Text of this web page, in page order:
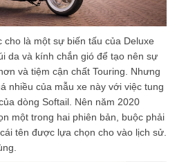
là một sự biến tấu của Deluxe
da và kính chắn gió để tạo nên sự
và tiệm cận chất Touring. Nhưng
nhiều của mẫu xe này với việc tung
dòng Softail. Nên năm 2020
một trong hai phiên bản, buộc phải
tên được lựa chọn cho vào lịch sử.